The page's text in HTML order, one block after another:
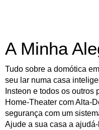
A Minha
Tudo sobre a domótica
seu lar numa casa
Insteon e todos os outros
Home-Theater com Alta-
segurança com um
Ajude a sua casa a